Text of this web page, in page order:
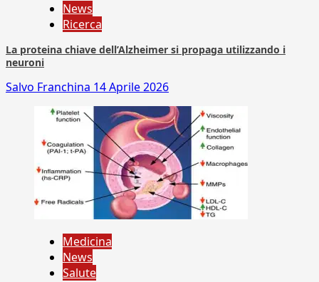
News
Ricerca
La proteina chiave dell’Alzheimer si propaga utilizzando i
neuroni
Salvo Franchina 14 Aprile 2026
Medicina
News
Salute